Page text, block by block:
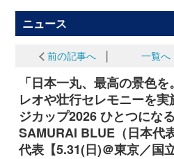
ニュース
前の記事へ 一覧へ
「日本一丸、最高の景色
レオや壮行セレモニーを
ジカップ2026 ひとつにな
SAMURAI BLUE（日本代
代表【5.31(日)＠東京／国